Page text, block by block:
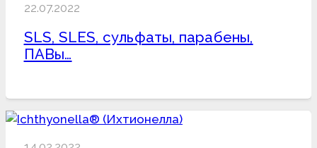
22.07.2022
SLS, SLES, сульфаты, парабены,
ПАВы…